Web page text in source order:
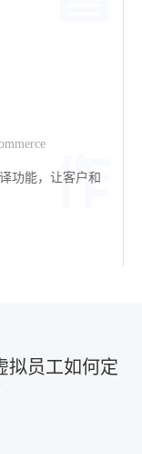
功能，让客户和
拟员工如何定